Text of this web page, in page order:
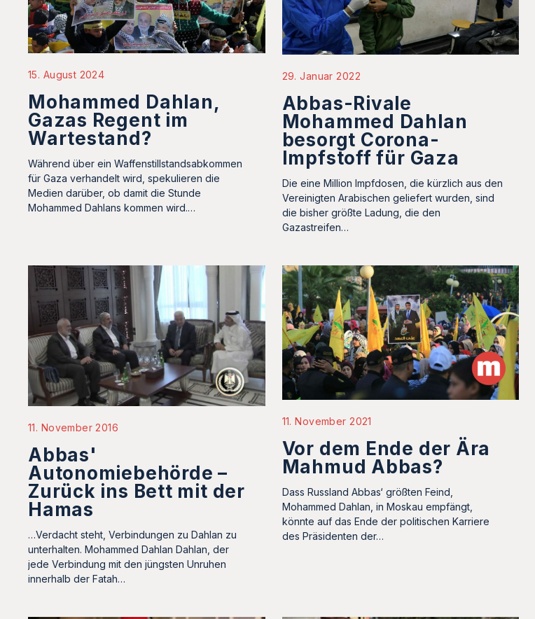
15. August 2024
Mohammed Dahlan,
Gazas Regent im
Wartestand?
Während über ein Waffenstillstandsabkommen
für Gaza verhandelt wird, spekulieren die
Medien darüber, ob damit die Stunde
Mohammed Dahlans kommen wird.…
29. Januar 2022
Abbas-Rivale
Mohammed Dahlan
besorgt Corona-
Impfstoff für Gaza
Die eine Million Impfdosen, die kürzlich aus den
Vereinigten Arabischen geliefert wurden, sind
die bisher größte Ladung, die den
Gazastreifen…
11. November 2016
Abbas'
Autonomiebehörde –
Zurück ins Bett mit der
Hamas
…Verdacht steht, Verbindungen zu Dahlan zu
unterhalten. Mohammed Dahlan Dahlan, der
jede Verbindung mit den jüngsten Unruhen
innerhalb der Fatah…
11. November 2021
Vor dem Ende der Ära
Mahmud Abbas?
Dass Russland Abbas‘ größten Feind,
Mohammed Dahlan, in Moskau empfängt,
könnte auf das Ende der politischen Karriere
des Präsidenten der…